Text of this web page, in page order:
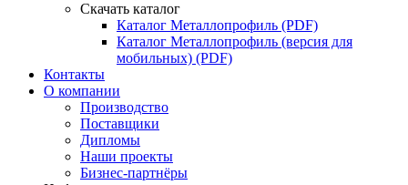
Скачать каталог
Каталог Металлопрофиль (PDF)
Каталог Металлопрофиль (версия для
мобильных) (PDF)
Контакты
О компании
Производство
Поставщики
Дипломы
Наши проекты
Бизнес-партнёры